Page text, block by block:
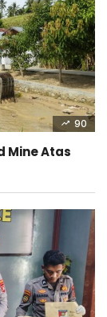
90
Mine Atas